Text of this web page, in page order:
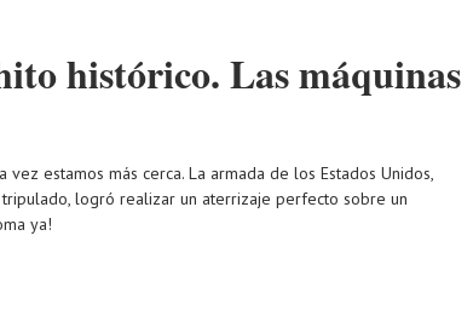
histórico. Las máquinas
estamos más cerca. La armada de los Estados Unidos,
logró realizar un aterrizaje perfecto sobre un
ya!